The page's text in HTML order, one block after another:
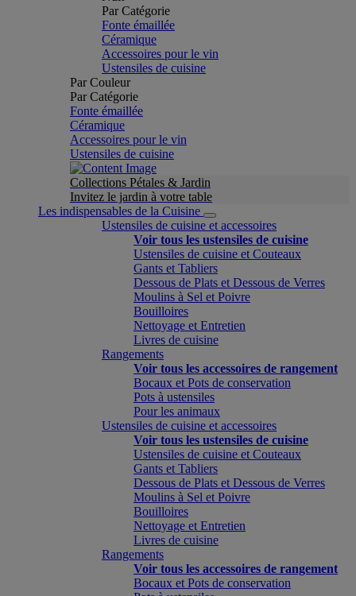
Par Catégorie
Fonte émaillée
Céramique
Accessoires pour le vin
Ustensiles de cuisine
Par Couleur
Par Catégorie
Fonte émaillée
Céramique
Accessoires pour le vin
Ustensiles de cuisine
Collections Pétales & Jardin
Invitez le jardin à votre table
Les indispensables de la Cuisine
Ustensiles de cuisine et accessoires
Voir tous les ustensiles de cuisine
Ustensiles de cuisine et Couteaux
Gants et Tabliers
Dessous de Plats et Dessous de Verres
Moulins à Sel et Poivre
Bouilloires
Nettoyage et Entretien
Livres de cuisine
Rangements
Voir tous les accessoires de rangement
Bocaux et Pots de conservation
Pots à ustensiles
Pour les animaux
Ustensiles de cuisine et accessoires
Voir tous les ustensiles de cuisine
Ustensiles de cuisine et Couteaux
Gants et Tabliers
Dessous de Plats et Dessous de Verres
Moulins à Sel et Poivre
Bouilloires
Nettoyage et Entretien
Livres de cuisine
Rangements
Voir tous les accessoires de rangement
Bocaux et Pots de conservation